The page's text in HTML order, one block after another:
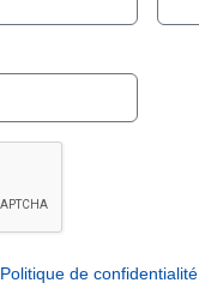
Politique de confidentialité